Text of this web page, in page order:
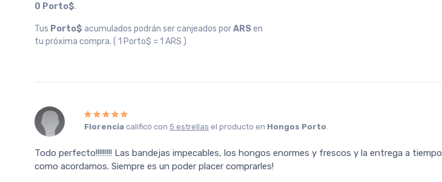
0 Porto$.
Tus Porto$ acumulados podrán ser canjeados porARSen
tu próxima compra. ( 1 Porto$ = 1 ARS )
Florencia calificó con 5 estrellas el producto en Hongos Porto
Todo perfecto!!!!!!!!! Las bandejas impecables, los hongos enormes y frescos y la entrega a tiempo
como acordamos. Siempre es un poder placer comprarles!